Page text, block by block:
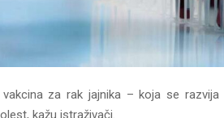
za rak jajnika – koja se